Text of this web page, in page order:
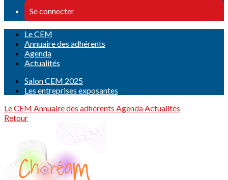
Se connecter
Le CEM
Annuaire des adhérents
Agenda
Actualités
Salon CEM 2025
Les entreprises exposantes
Le CEM Annuaire des adhérents AgendaActualités
Retour